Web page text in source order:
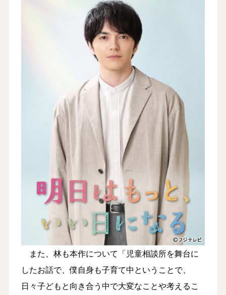
また、林も本作について「児童相談所を舞台に
したお話で、僕自身も子育て中ということで、
日々子どもと向き合う中で大変なことや考えるこ